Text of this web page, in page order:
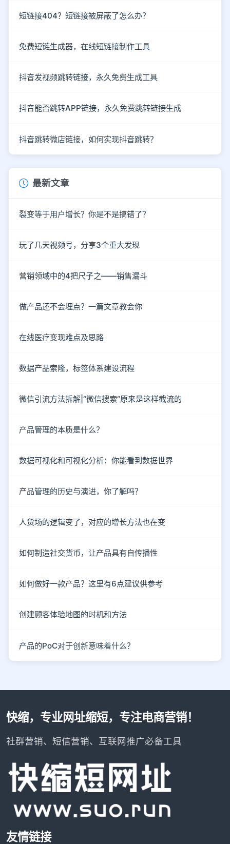
短链接404？短链接被屏蔽了怎么办？
免费短链生成器，在线短链接制作工具
抖音发视频跳转链接，永久免费生成工具
抖音能否跳转APP链接，永久免费跳转链接生成
抖音跳转微店链接，如何实现抖音跳转？
最新文章
裂变等于用户增长？你是不是搞错了？
玩了几天视频号，分享3个重大发现
营销领域中的4把尺子之——销售漏斗
做产品还不会埋点？一篇文章教会你
在线医疗变现难点及思路
数据产品索隆，标签体系建设流程
微信引流方法拆解|“微信搜索“原来是这样截流的
产品管理的本质是什么？
数据可视化和可视化分析：你能看到数据世界
产品管理的历史与演进，你了解吗？
人货场的逻辑变了，对应的增长方法也在变
如何制造社交货币，让产品具有自传播性
如何做好一款产品？这里有6点建议供参考
创建顾客体验地图的时机和方法
产品的PoC对于创新意味着什么？
快缩，专业网址缩短，专注电商营销！
社群营销、短信营销、互联网推广必备工具
友情链接